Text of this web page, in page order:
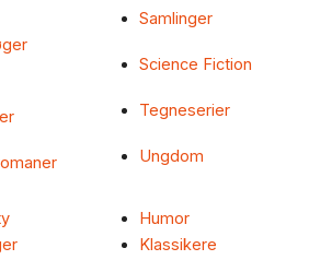
Samlinger
Science Fiction
Tegneserier
Ungdom
Humor
Klassikere